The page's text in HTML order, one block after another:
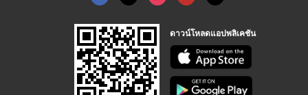
ดาวน์โหลดแอปพลิเคชัน